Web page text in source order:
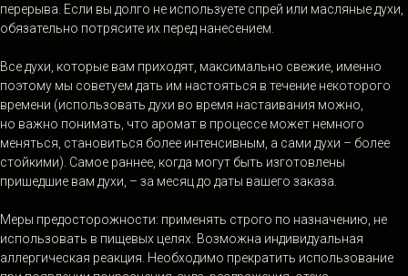
перерыва. Если вы долго не используете спрей или масляные духи,
обязательно потрясите их перед нанесением.
Все духи, которые вам приходят, максимально свежие, именно
поэтому мы советуем дать им настояться в течение некоторого
времени (использовать духи во время настаивания можно,
но важно понимать, что аромат в процессе может немного
меняться, становиться более интенсивным, а сами духи – более
стойкими). Самое раннее, когда могут быть изготовлены
пришедшие вам духи, – за месяц до даты вашего заказа.
Меры предосторожности: применять строго по назначению, не
использовать в пищевых целях. Возможна индивидуальная
аллергическая реакция. Необходимо прекратить использование